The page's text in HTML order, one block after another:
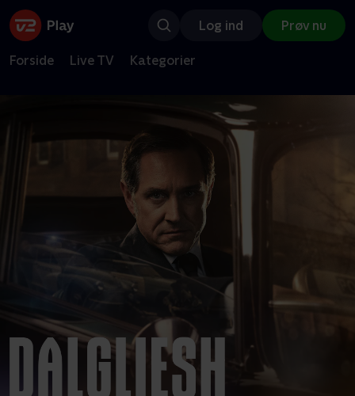
Log ind Prøv nu
Forside Live TV Kategorier